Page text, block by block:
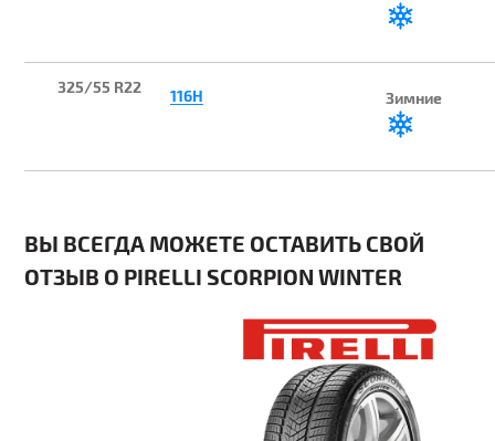
325/55 R22 116H Зимние
ВЫ ВСЕГДА МОЖЕТЕ ОСТАВИТЬ СВОЙ
ОТЗЫВ О PIRELLI SCORPION WINTER